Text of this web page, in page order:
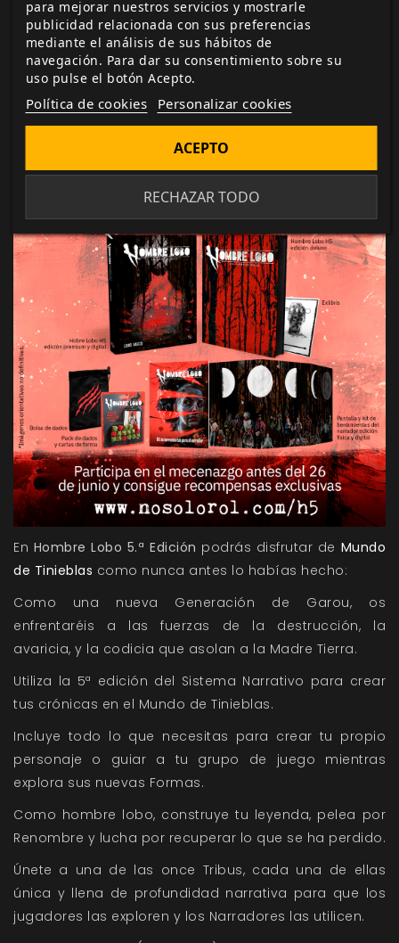
siguiente sesión, en lugar del equivalente a su
puntuación de Compostura o Resolución.
Participa en el mecenazgo de Hombre Lobo:
El Apocalipsis 5.ª Edición y obtener
productos y recompensas exclusivas.
ÚNETE A LA MANADA Y SALVA A GAIA
En Hombre Lobo 5.ª Edición podrás disfrutar de Mundo
de Tinieblas como nunca antes lo habías hecho:
Como una nueva Generación de Garou, os
enfrentaréis a las fuerzas de la destrucción, la
avaricia, y la codicia que asolan a la Madre Tierra.
Utiliza la 5ª edición del Sistema Narrativo para crear
tus crónicas en el Mundo de Tinieblas.
Incluye todo lo que necesitas para crear tu propio
personaje o guiar a tu grupo de juego mientras
explora sus nuevas Formas.
Como hombre lobo, construye tu leyenda, pelea por
Renombre y lucha por recuperar lo que se ha perdido.
Únete a una de las once Tribus, cada una de ellas
única y llena de profundidad narrativa para que los
jugadores las exploren y los Narradores las utilicen.
para mejorar nuestros servicios y mostrarle
publicidad relacionada con sus preferencias
mediante el análisis de sus hábitos de
navegación. Para dar su consentimiento sobre su
uso pulse el botón Acepto.
Política de cookies Personalizar cookies
RECHAZAR TODO
ACEPTO